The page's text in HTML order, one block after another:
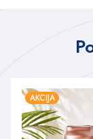
AKCIJA